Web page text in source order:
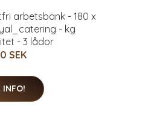
arbetsbänk - 180 x
- kg
- 3 lådor
SEK
INFO!